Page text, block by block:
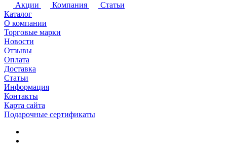
Акции
Компания
Статьи
Каталог
О компании
Торговые марки
Новости
Отзывы
Оплата
Доставка
Статьи
Информация
Контакты
Карта сайта
Подарочные сертификаты